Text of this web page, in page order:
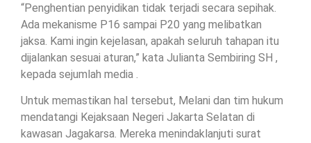
“Penghentian penyidikan tidak terjadi secara sepihak.
Ada mekanisme P16 sampai P20 yang melibatkan
jaksa. Kami ingin kejelasan, apakah seluruh tahapan itu
dijalankan sesuai aturan,” kata Julianta Sembiring SH ,
kepada sejumlah media .
Untuk memastikan hal tersebut, Melani dan tim hukum
mendatangi Kejaksaan Negeri Jakarta Selatan di
kawasan Jagakarsa. Mereka menindaklanjuti surat